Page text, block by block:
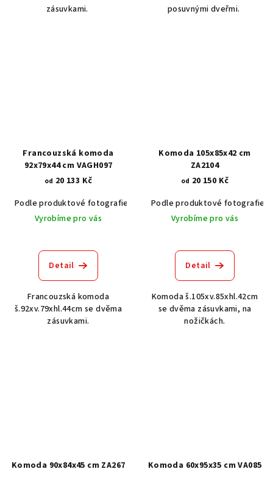
zásuvkami.
posuvnými dveřmi.
Francouzská komoda
92x79x44 cm VAGH097
od 20 133 Kč
Podle produktové fotografie
Akát vintage BT1551
Dub světlý
Vyrobíme pro vás
Detail
Francouzská komoda
š.92xv.79xhl.44cm se dvěma
zásuvkami.
Komoda 105x85x42 cm
ZA2104
od 20 150 Kč
Podle produktové fotografie
Vyrobíme pro vás
Detail
Komoda š.105xv.85xhl.42cm
se dvěma zásuvkami, na
nožičkách.
Komoda 90x84x45 cm ZA267 Komoda 60x95x35 cm VA085